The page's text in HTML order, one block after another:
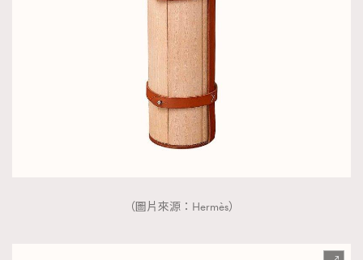
（圖片來源：Hermès）